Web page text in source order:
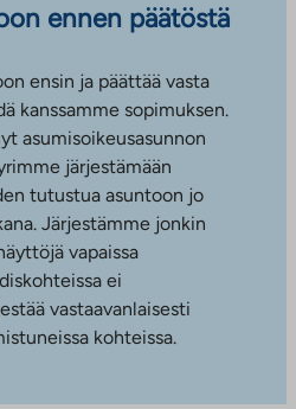
ennen päätöstä
ensin ja päättää vasta
kanssamme sopimuksen.
asumisoikeusasunnon
järjestämään
tutustua asuntoon jo
Järjestämme jonkin
vapaissa
ei
vastaavanlaisesti
kohteissa.